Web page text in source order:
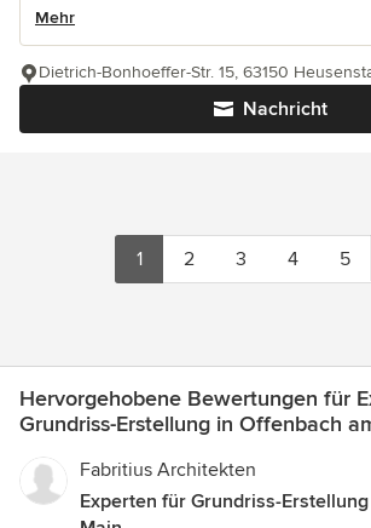
Mehr
Nachricht
Dietrich-Bonhoeffer-Str. 15, 63150
1 2 3 4 5
Hervorgehobene Bewertungen für
Grundriss-Erstellung in Offenbach
Fabritius Architekten
Experten für Grundriss-